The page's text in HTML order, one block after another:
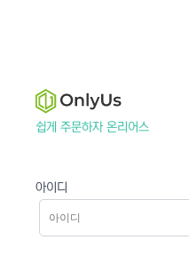
쉽게 주문하자 온리어스
아이디